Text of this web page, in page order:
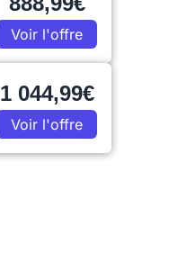
Voir l'offre
1 044,99€
Voir l'offre